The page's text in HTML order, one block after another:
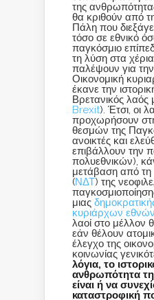
της
θα κριθούν από
Πάλη που
τόσο σε εθνικό
παγκόσμιο
τη λύση στα
παλέψουν για
Οικονομική
έκανε την
Βρετανικός λαός
Brexit). Έτσι, οι
προχωρήσουν
θεσμών της
ανοικτές και
επιβάλλουν την
πολυεθνικών),
μετάβαση από τη
(ΝΔΤ) της
μιας
κυριάρχων
λαοί στο μέλλον
εάν θέλουν
έλεγχο της
κοινωνίας
λόγια, το
ανθρωπότητα
είναι ή να
καταστροφική